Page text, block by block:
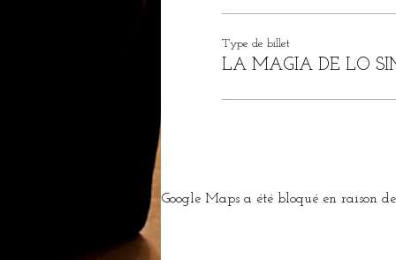
Type de billet
LA MAGIA DE LO
Google Maps a été bloqué en raison